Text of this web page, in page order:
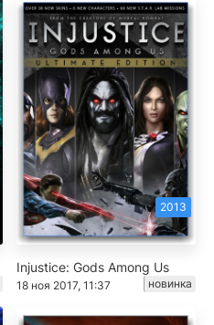
2013
Injustice: Gods Among Us
18 ноя 2017, 11:37 новинка